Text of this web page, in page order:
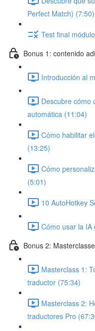
Perfect Match) (7:50)
Test final
Bonus 1: contenido
Introducción al
Descubre cómo
automática (11:04)
Cómo habilitar
(13:25)
Cómo
(5:01)
10 AutoHotkey
Cómo usar la IA
Bonus 2:
Masterclass 1:
traductor (75:34)
Masterclass 2:
traductores Pro